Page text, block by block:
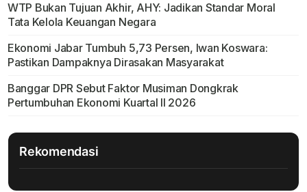
WTP Bukan Tujuan Akhir, AHY: Jadikan Standar Moral
Tata Kelola Keuangan Negara
Ekonomi Jabar Tumbuh 5,73 Persen, Iwan Koswara:
Pastikan Dampaknya Dirasakan Masyarakat
Banggar DPR Sebut Faktor Musiman Dongkrak
Pertumbuhan Ekonomi Kuartal II 2026
Rekomendasi